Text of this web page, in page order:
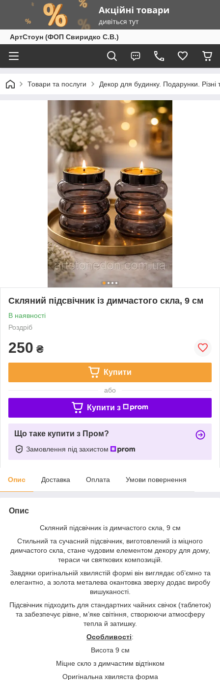
АртСтоун (ФОП Свиридко С.В.)
Товари та послуги Декор для будинку. Подарунки.
Скляний підсвічник із димчастого скла, 9 см
В наявності
Роздріб
250 ₴
Купити
або
Купити з
Що таке купити з Пром?
Замовлення під захистом
Опис Доставка Оплата Умови повернення
Опис
Скляний підсвічник із димчастого скла, 9 см
Стильний та сучасний підсвічник, виготовлений із міцного
димчастого скла, стане чудовим елементом декору для дому,
тераси чи святкових композицій.
Завдяки оригінальній хвилястій формі він виглядає об’ємно та
елегантно, а золота металева окантовка зверху додає виробу
вишуканості.
Підсвічник підходить для стандартних чайних свічок (таблеток)
та забезпечує рівне, м’яке світіння, створюючи атмосферу
тепла й затишку.
Особливості:
Висота 9 см
Міцне скло з димчастим відтінком
Оригінальна хвиляста форма